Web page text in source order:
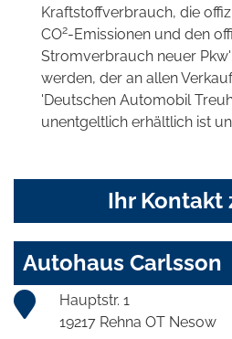
Kraftstoffverbrauch, die
CO2-Emissionen und den
Stromverbrauch neuer
werden, der an allen
'Deutschen Automobil
unentgeltlich erhältlich ist
Ihr Kontakt
Autohaus Carlsson
Hauptstr. 1
19217 Rehna OT Nesow